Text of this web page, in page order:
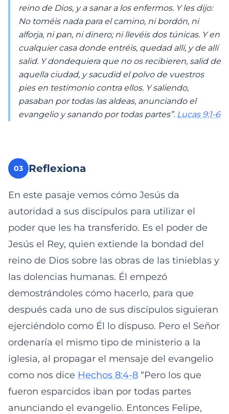
reino de Dios, y a sanar a los enfermos. Y les dijo:
No toméis nada para el camino, ni bordón, ni
alforja, ni pan, ni dinero; ni llevéis dos túnicas. Y en
cualquier casa donde entréis, quedad allí, y de allí
salid. Y dondequiera que no os recibieren, salid de
aquella ciudad, y sacudid el polvo de vuestros
pies en testimonio contra ellos. Y saliendo,
pasaban por todas las aldeas, anunciando el
evangelio y sanando por todas partes”. Lucas 9:1-6
03 Reflexiona
En este pasaje vemos cómo Jesús da
autoridad a sus discípulos para utilizar el
poder que les ha transferido. Es el poder de
Jesús el Rey, quien extiende la bondad del
reino de Dios sobre las obras de las tinieblas y
las dolencias humanas. Él empezó
demostrándoles cómo hacerlo, para que
después cada uno de sus discípulos siguieran
ejerciéndolo como Él lo dispuso. Pero el Señor
ordenaría el mismo tipo de ministerio a la
iglesia, al propagar el mensaje del evangelio
como nos dice Hechos 8:4-8 “Pero los que
fueron esparcidos iban por todas partes
anunciando el evangelio. Entonces Felipe,